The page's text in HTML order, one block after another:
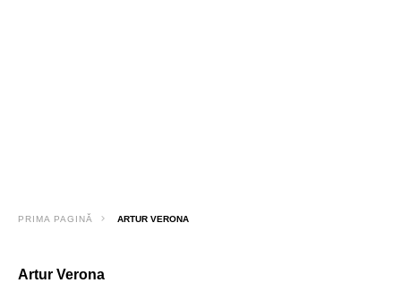
PRIMA PAGINĂ ARTUR VERONA
Artur Verona